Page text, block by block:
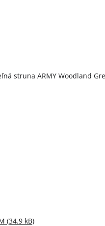
struna ARMY Woodland
(34.9 kB)